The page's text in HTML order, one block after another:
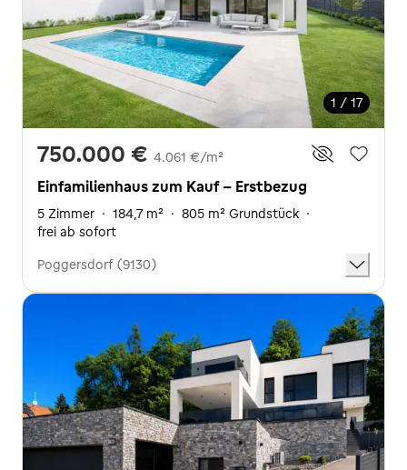
1 / 17
750.000 € 4.061 €/m²
Einfamilienhaus zum Kauf - Erstbezug
5 Zimmer · 184,7 m² · 805 m² Grundstück ·
frei ab sofort
Poggersdorf (9130)